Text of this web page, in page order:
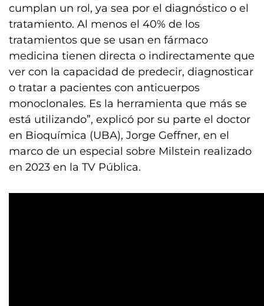
cumplan un rol, ya sea por el diagnóstico o el
tratamiento. Al menos el 40% de los
tratamientos que se usan en fármaco
medicina tienen directa o indirectamente que
ver con la capacidad de predecir, diagnosticar
o tratar a pacientes con anticuerpos
monoclonales. Es la herramienta que más se
está utilizando”, explicó por su parte el doctor
en Bioquímica (UBA), Jorge Geffner, en el
marco de un especial sobre Milstein realizado
en 2023 en la TV Pública.